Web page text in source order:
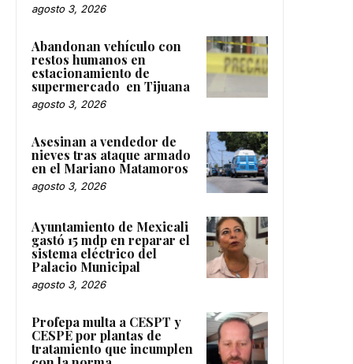
agosto 3, 2026
Abandonan vehículo con
restos humanos en
estacionamiento de
supermercado en Tijuana
agosto 3, 2026
Asesinan a vendedor de
nieves tras ataque armado
en el Mariano Matamoros
agosto 3, 2026
Ayuntamiento de Mexicali
gastó 15 mdp en reparar el
sistema eléctrico del
Palacio Municipal
agosto 3, 2026
Profepa multa a CESPT y
CESPE por plantas de
tratamiento que incumplen